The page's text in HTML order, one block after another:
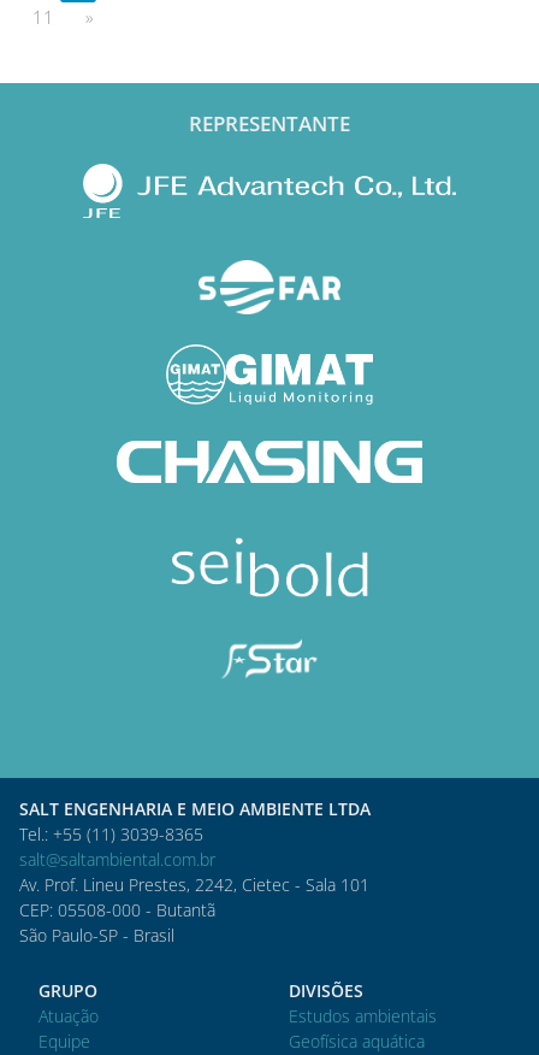
11
»
REPRESENTANTE
SALT ENGENHARIA E MEIO AMBIENTE LTDA
Tel.: +55 (11) 3039-8365
salt@saltambiental.com.br
Av. Prof. Lineu Prestes, 2242, Cietec - Sala 101
CEP: 05508-000 - Butantã
São Paulo-SP - Brasil
GRUPO
Atuação
Equipe
DIVISÕES
Estudos ambientais
Geofísica aquática